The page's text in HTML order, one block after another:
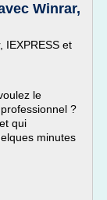
Winrar,
IEXPRESS et
le
?
qui
minutes